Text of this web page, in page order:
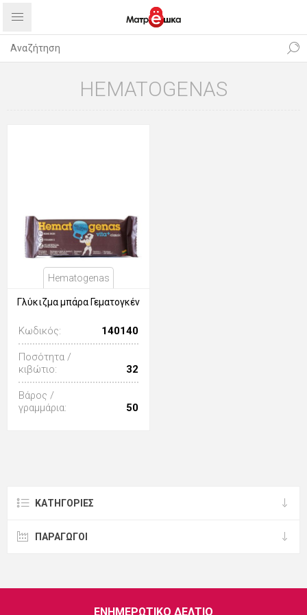
HEMATOGENAS
Hematogenas
Γλύκιζμα μπάρα Γεματογκέν
Κωδικός: 140140
Ποσότητα /
κιβώτιο:
32
Βάρος /
γραμμάρια:
50
ΚΑΤΗΓΟΡΊΕΣ
ΠΑΡΑΓΩΓΟΙ
ΕΝΗΜΕΡΩΤΙΚΌ ΔΕΛΤΊΟ